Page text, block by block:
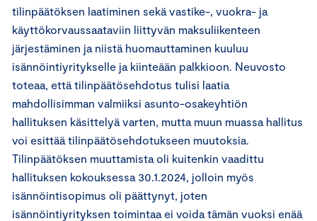
tilinpäätöksen laatiminen sekä vastike-, vuokra- ja
käyttökorvaussaataviin liittyvän maksuliikenteen
järjestäminen ja niistä huomauttaminen kuuluu
isännöintiyritykselle ja kiinteään palkkioon. Neuvosto
toteaa, että tilinpäätösehdotus tulisi laatia
mahdollisimman valmiiksi asunto-osakeyhtiön
hallituksen käsittelyä varten, mutta muun muassa hallitus
voi esittää tilinpäätösehdotukseen muutoksia.
Tilinpäätöksen muuttamista oli kuitenkin vaadittu
hallituksen kokouksessa 30.1.2024, jolloin myös
isännöintisopimus oli päättynyt, joten
isännöintiyrityksen toimintaa ei voida tämän vuoksi enää